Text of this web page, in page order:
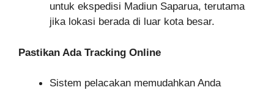
untuk ekspedisi Madiun Saparua, terutama
jika lokasi berada di luar kota besar.
Pastikan Ada Tracking Online
Sistem pelacakan memudahkan Anda